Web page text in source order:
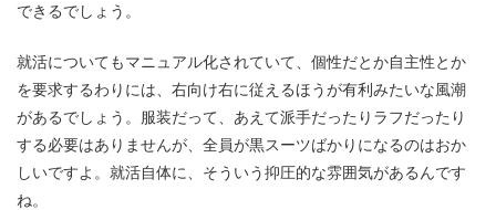
できるでしょう。
就活についてもマニュアル化されていて、個性だとか自主性とか
を要求するわりには、右向け右に従えるほうが有利みたいな風潮
があるでしょう。服装だって、あえて派手だったりラフだったり
する必要はありませんが、全員が黒スーツばかりになるのはおか
しいですよ。就活自体に、そういう抑圧的な雰囲気があるんです
ね。